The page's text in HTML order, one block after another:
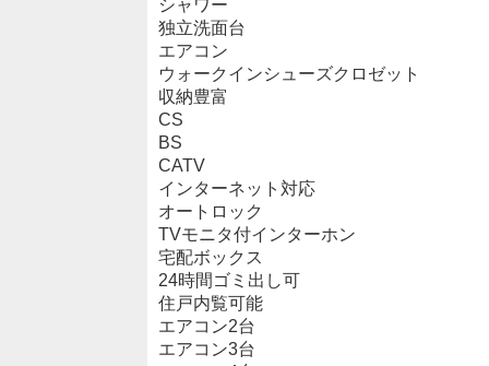
シャワー
独立洗面台
エアコン
ウォークインシューズクロゼット
収納豊富
CS
BS
CATV
インターネット対応
オートロック
TVモニタ付インターホン
宅配ボックス
24時間ゴミ出し可
住戸内覧可能
エアコン2台
エアコン3台